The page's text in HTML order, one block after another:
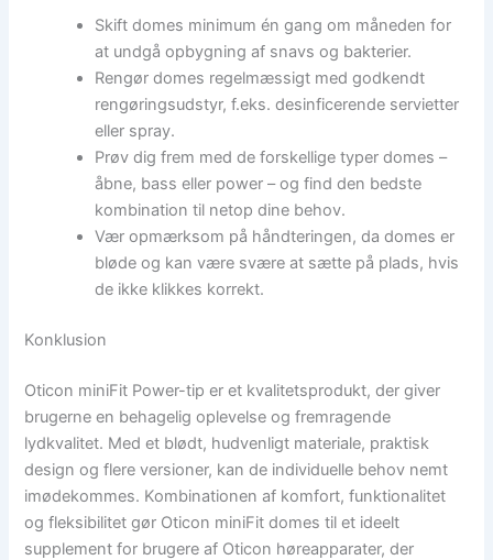
Skift domes minimum én gang om måneden for
at undgå opbygning af snavs og bakterier.
Rengør domes regelmæssigt med godkendt
rengøringsudstyr, f.eks. desinficerende servietter
eller spray.
Prøv dig frem med de forskellige typer domes –
åbne, bass eller power – og find den bedste
kombination til netop dine behov.
Vær opmærksom på håndteringen, da domes er
bløde og kan være svære at sætte på plads, hvis
de ikke klikkes korrekt.
Konklusion
Oticon miniFit Power-tip er et kvalitetsprodukt, der giver
brugerne en behagelig oplevelse og fremragende
lydkvalitet. Med et blødt, hudvenligt materiale, praktisk
design og flere versioner, kan de individuelle behov nemt
imødekommes. Kombinationen af komfort, funktionalitet
og fleksibilitet gør Oticon miniFit domes til et ideelt
supplement for brugere af Oticon høreapparater, der